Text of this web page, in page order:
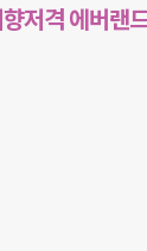
저격 에버랜